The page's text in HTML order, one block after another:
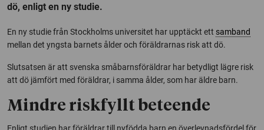
dö, enligt en ny studie.
En ny studie från Stockholms universitet har upptäckt ett samband
mellan det yngsta barnets ålder och föräldrarnas risk att dö.
Slutsatsen är att svenska småbarnsföräldrar har betydligt lägre risk
att dö jämfört med föräldrar, i samma ålder, som har äldre barn.
Mindre riskfyllt beteende
Enligt studien har föräldrar till nyfödda barn en överlevnadsfördel för